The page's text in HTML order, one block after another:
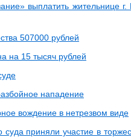
выплатить жительнице г.
507000 рублей
на 15 тысяч рублей
нападение
вождение в нетрезвом виде
суда приняли участие в